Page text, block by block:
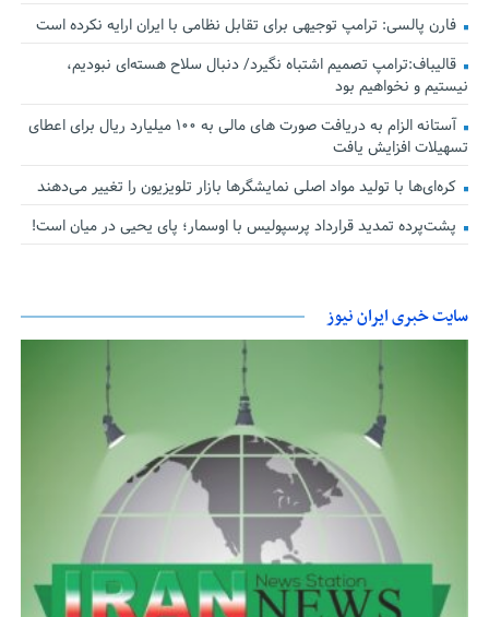
فارن پالسی: ترامپ توجیهی برای تقابل نظامی با ایران ارایه نکرده است
قالیباف:ترامپ تصمیم اشتباه نگیرد/ دنبال سلاح هسته‌ای نبودیم،
نیستیم و نخواهیم بود
آستانه الزام به دریافت صورت های مالی به ۱۰۰ میلیارد ریال برای اعطای
تسهیلات افزایش یافت
کره‌ای‌ها با تولید مواد اصلی نمایشگرها بازار تلویزیون را تغییر می‌دهند
پشت‌پرده تمدید قرارداد پرسپولیس با اوسمار؛ پای یحیی در میان است!
سایت خبری ایران نیوز